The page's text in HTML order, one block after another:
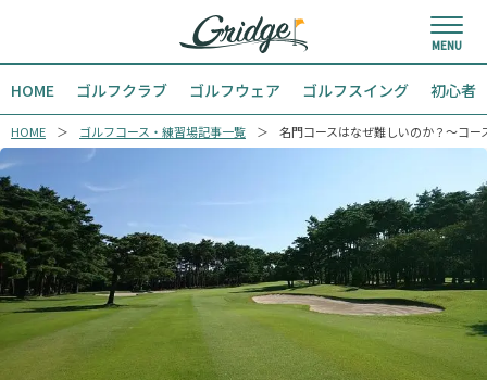
HOME ゴルフクラブ ゴルフウェア ゴルフスイング 初心者
HOME ゴルフコース・練習場記事一覧 名門コースはなぜ難しいのか？〜コー